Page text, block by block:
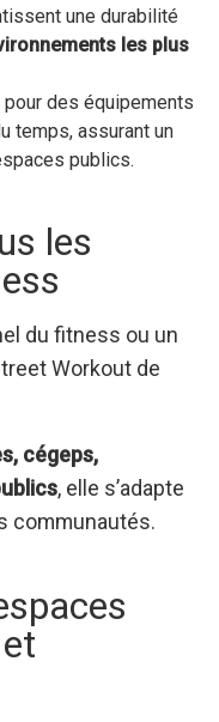
une durabilité
les plus
des équipements
temps, assurant un
publics.
les
du fitness ou un
Workout de
cégeps,
, elle s’adapte
communautés.